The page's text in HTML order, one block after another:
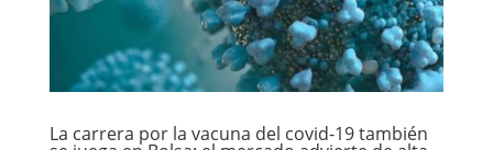
La carrera por la vacuna del covid-19 también